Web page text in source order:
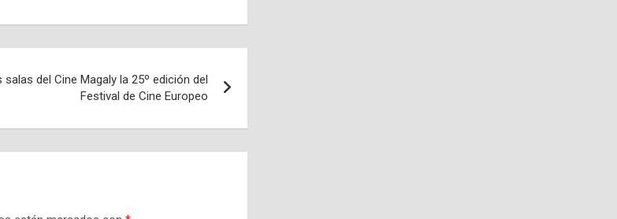
salas del Cine Magaly la 25º edición del
Festival de Cine Europeo